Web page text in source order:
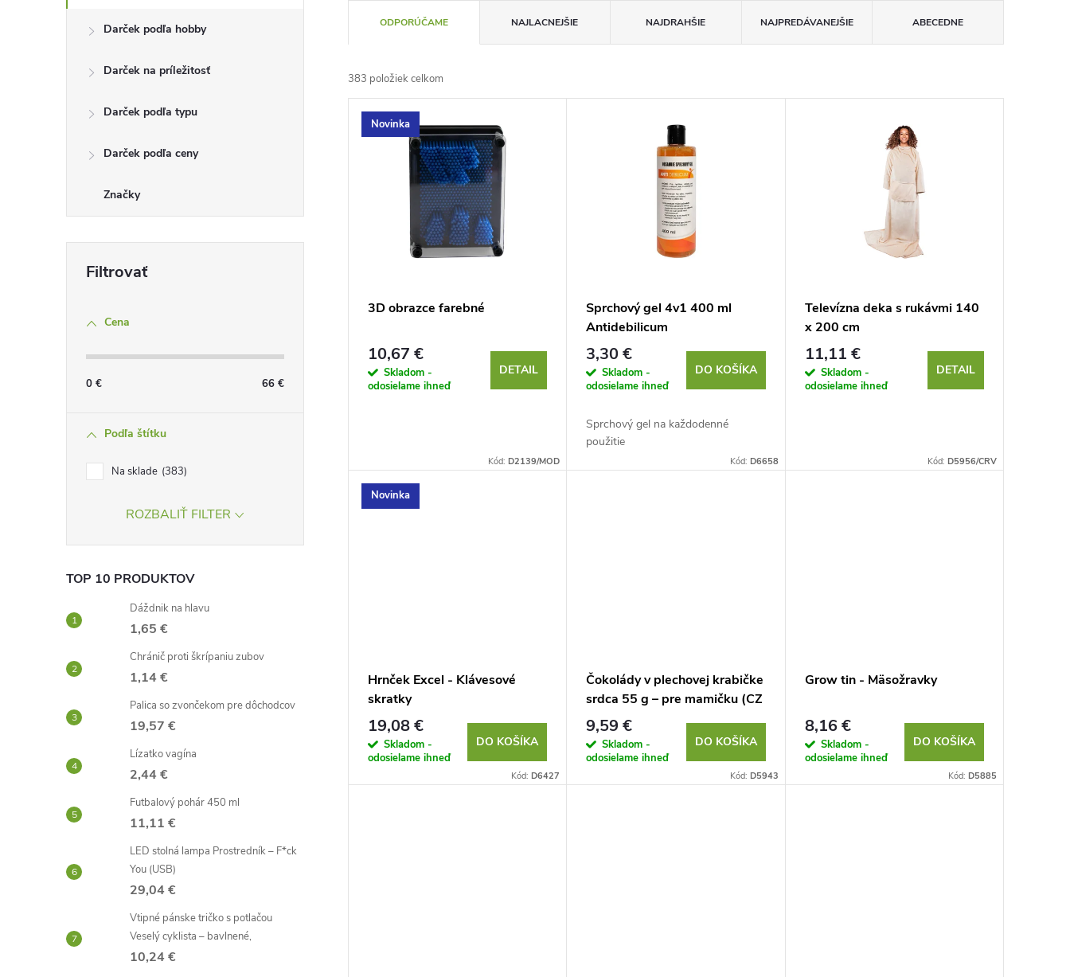
Darček podľa hobby
Darček na príležitosť
Darček podľa typu
Darček podľa ceny
Značky
Cena
0 € 66 €
Podľa štítku
Na sklade 383
ROZBALIŤ FILTER
TOP 10 PRODUKTOV
Dáždnik na hlavu
1,65 €
Chránič proti škrípaniu zubov
1,14 €
Palica so zvončekom pre dôchodcov
19,57 €
Lízatko vagína
2,44 €
Futbalový pohár 450 ml
11,11 €
LED stolná lampa Prostredník – F*ck
You (USB)
29,04 €
Vtipné pánske tričko s potlačou
Veselý cyklista – bavlnené,
10,24 €
a
d
e
k
ODPORÚČAME NAJLACNEJŠIE NAJDRAHŠIE NAJPREDÁVANEJŠIE ABECEDNE
383 položiek celkom
V
u
k
Novinka
3D obrazce farebné
10,67 €
Skladom -
odosielame ihneď
DETAIL
Kód:D2139/MOD
Sprchový gel 4v1 400 ml
Antidebilicum
3,30 €
Skladom -
odosielame ihneď
DO KOŠÍKA
Sprchový gel na každodenné
použitie
Kód: D6658
Televízna deka s rukávmi 140
x 200 cm
11,11 €
Skladom -
odosielame ihneď
DETAIL
Kód: D5956/CRV
Novinka
Hrnček Excel - Klávesové
skratky
19,08 €
Skladom -
odosielame ihneď
DO KOŠÍKA
Kód:D6427
Čokolády v plechovej krabičke
srdca 55 g – pre mamičku (CZ
verzia)
9,59 €
Skladom -
odosielame ihneď
DO KOŠÍKA
Kód: D5943
Grow tin - Mäsožravky
8,16 €
Skladom -
odosielame ihneď
DO KOŠÍKA
Kód: D5885